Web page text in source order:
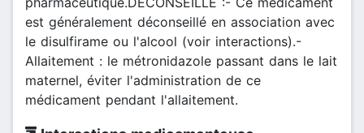
est généralement déconseillé en association avec
le disulfirame ou l'alcool (voir interactions).-
Allaitement : le métronidazole passant dans le lait
maternel, éviter l'administration de ce
médicament pendant l'allaitement.